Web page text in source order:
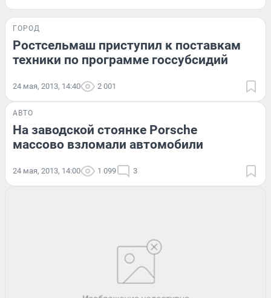
ГОРОД
Ростсельмаш приступил к поставкам
техники по программе госсубсидий
24 мая, 2013, 14:40 2 001
АВТО
На заводской стоянке Porsche
массово взломали автомобили
24 мая, 2013, 14:00 1 099 3